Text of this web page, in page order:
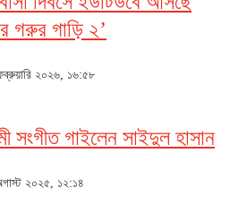
গরুর গাড়ি ২’
২০২৬, ১৬:৫৮
সংগীত গাইলেন সাইদুল হাসান
২০২৫, ১২:১৪